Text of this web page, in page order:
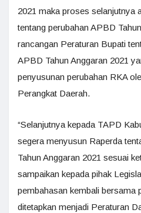
2021 maka proses selanjutnya
tentang perubahan APBD
rancangan Peraturan Bupati
APBD Tahun Anggaran 2021
penyusunan perubahan RKA
Perangkat Daerah.
“Selanjutnya kepada TAPD
segera menyusun Raperda
Tahun Anggaran 2021 sesuai
sampaikan kepada pihak
pembahasan kembali bersama
ditetapkan menjadi Peraturan